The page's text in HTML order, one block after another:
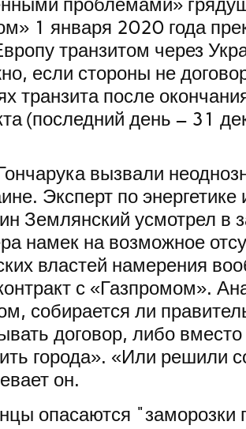
1 января 2020 года
транзитом через
если стороны не
транзита после
(последний день – 31
вызвали
Эксперт по энергетике
Землянский усмотрел в
намек на возможное
властей намерения
с «Газпромом».
собирается ли
договор, либо вместо
города». «Или решили
он.